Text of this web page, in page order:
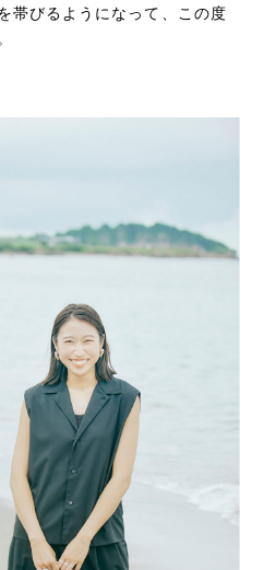
帯びるようになって、この度